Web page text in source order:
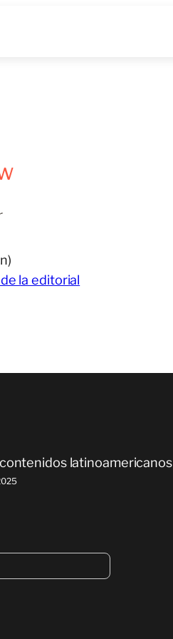
la editorial
latinoamericanos